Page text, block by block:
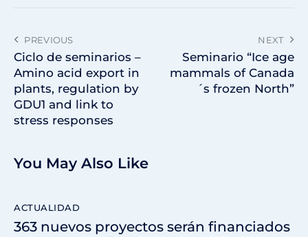
PREVIOUS
Ciclo de seminarios –
Amino acid export in
plants, regulation by
GDU1 and link to
stress responses
NEXT
Seminario “Ice age
mammals of Canada
´s frozen North”
You May Also Like
ACTUALIDAD
363 nuevos proyectos serán financiados